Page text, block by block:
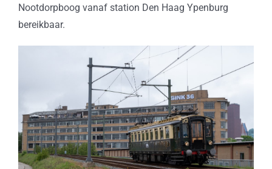
Nootdorpboog vanaf station Den Haag Ypenburg
bereikbaar.